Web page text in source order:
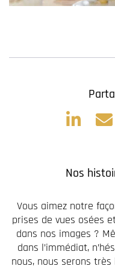
Nos
Vous aimez notre
prises de vues osées
dans nos images ?
dans l’immédiat,
nous, nous serons